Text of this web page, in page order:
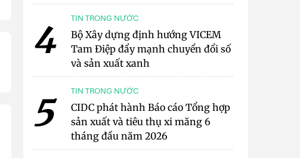
4 TIN TRONG NƯỚC
Bộ Xây dựng định hướng VICEM
Tam Điệp đẩy mạnh chuyển đổi số
và sản xuất xanh
5 TIN TRONG NƯỚC
CIDC phát hành Báo cáo Tổng hợp
sản xuất và tiêu thụ xi măng 6
tháng đầu năm 2026